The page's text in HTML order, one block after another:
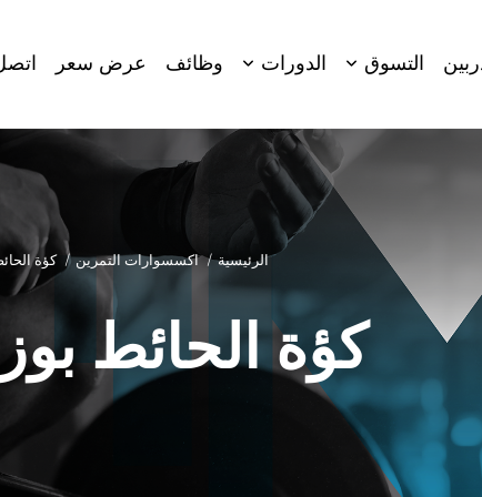
التسوق الدورات وظائف عرض سعر
الرئيسية اكسسوارات التمرين كؤة
كؤة الحائط بوزن